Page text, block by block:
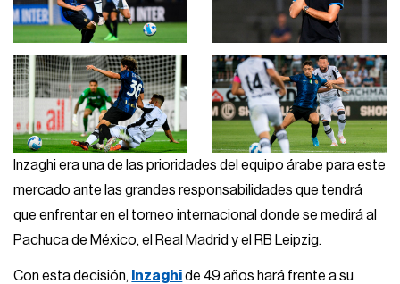
Inzaghi era una de las prioridades del equipo árabe para este
mercado ante las grandes responsabilidades que tendrá
que enfrentar en el torneo internacional donde se medirá al
Pachuca de México, el Real Madrid y el RB Leipzig.
Con esta decisión, Inzaghide 49 años hará frente a su